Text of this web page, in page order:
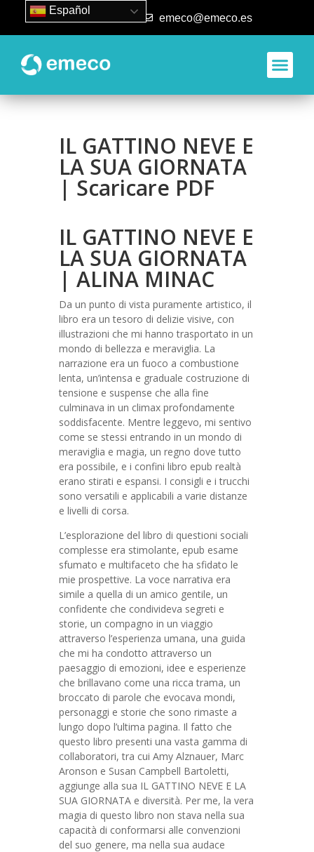
93 840 50 80 emeco@emeco.es
IL GATTINO NEVE E
LA SUA GIORNATA
| Scaricare PDF
IL GATTINO NEVE E
LA SUA GIORNATA
| ALINA MINAC
Da un punto di vista puramente artistico, il
libro era un tesoro di delizie visive, con
illustrazioni che mi hanno trasportato in un
mondo di bellezza e meraviglia. La
narrazione era un fuoco a combustione
lenta, un’intensa e graduale costruzione di
tensione e suspense che alla fine
culminava in un climax profondamente
soddisfacente. Mentre leggevo, mi sentivo
come se stessi entrando in un mondo di
meraviglia e magia, un regno dove tutto
era possibile, e i confini libro epub realtà
erano stirati e espansi. I consigli e i trucchi
sono versatili e applicabili a varie distanze
e livelli di corsa.
L’esplorazione del libro di questioni sociali
complesse era stimolante, epub esame
sfumato e multifaceto che ha sfidato le
mie prospettive. La voce narrativa era
simile a quella di un amico gentile, un
confidente che condivideva segreti e
storie, un compagno in un viaggio
attraverso l’esperienza umana, una guida
che mi ha condotto attraverso un
paesaggio di emozioni, idee e esperienze
che brillavano come una ricca trama, un
broccato di parole che evocava mondi,
personaggi e storie che sono rimaste a
lungo dopo l’ultima pagina. Il fatto che
questo libro presenti una vasta gamma di
collaboratori, tra cui Amy Alznauer, Marc
Aronson e Susan Campbell Bartoletti,
aggiunge alla sua IL GATTINO NEVE E LA
SUA GIORNATA e diversità. Per me, la vera
magia di questo libro non stava nella sua
capacità di conformarsi alle convenzioni
del suo genere, ma nella sua audace
Español